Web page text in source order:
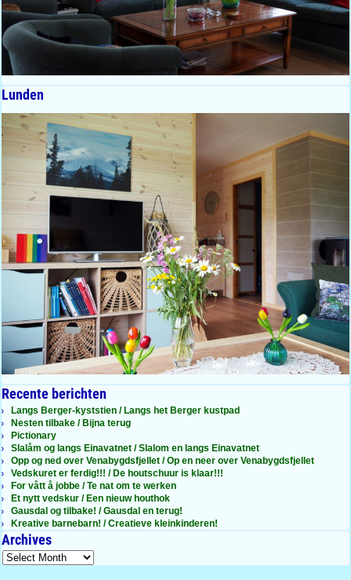
Lunden
Recente berichten
Langs Berger-kyststien / Langs het Berger kustpad
Nesten tilbake / Bijna terug
Pictionary
Slalåm og langs Einavatnet / Slalom en langs Einavatnet
Opp og ned over Venabygdsfjellet / Op en neer over Venabygdsfjellet
Vedskuret er ferdig!!! / De houtschuur is klaar!!!
For vått å jobbe / Te nat om te werken
Et nytt vedskur / Een nieuw houthok
Gausdal og tilbake! / Gausdal en terug!
Kreative barnebarn! / Creatieve kleinkinderen!
Archives